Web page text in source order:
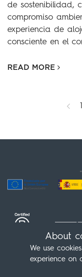
de sostenibilidad,
compromiso
experiencia de
consciente en el
READ MORE
1
About
We use
experience on